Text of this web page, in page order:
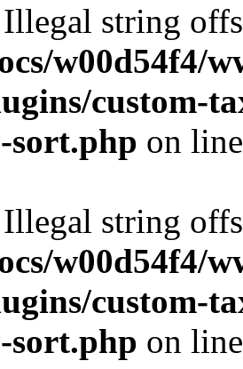
string
w00d54f4/
custom-
sort.php on
string
w00d54f4/
custom-
sort.php on